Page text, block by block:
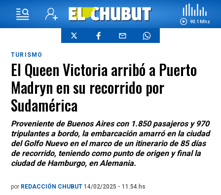
90.1 Mhz
TURISMO
El Queen Victoria arribó a Puerto
Madryn en su recorrido por
Sudamérica
Proveniente de Buenos Aires con 1.850 pasajeros y 970
tripulantes a bordo, la embarcación amarró en la ciudad
del Golfo Nuevo en el marco de un itinerario de 85 días
de recorrido, teniendo como punto de origen y final la
ciudad de Hamburgo, en Alemania.
por REDACCIÓN CHUBUT 14/02/2025 - 11.54.hs